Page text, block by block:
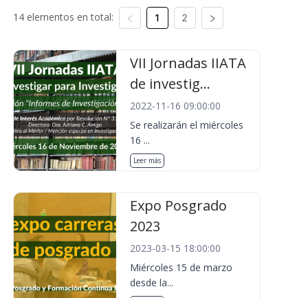
14 elementos en total: 1 2
VII Jornadas IIATA
de investig...
2022-11-16 09:00:00
Se realizarán el miércoles
16 ...
Leer más
Expo Posgrado
2023
2023-03-15 18:00:00
Miércoles 15 de marzo
desde la...